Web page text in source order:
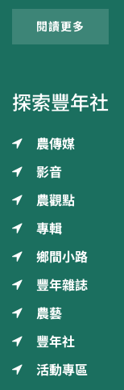
閱讀更多
探索豐年社
農傳媒
影音
農觀點
專輯
鄉間小路
豐年雜誌
農藝
豐年社
活動專區